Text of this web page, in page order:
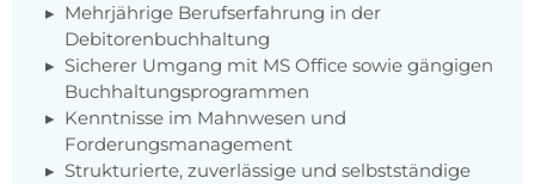
Mehrjährige Berufserfahrung in der
Debitorenbuchhaltung
Sicherer Umgang mit MS Office sowie gängigen
Buchhaltungsprogrammen
Kenntnisse im Mahnwesen und
Forderungsmanagement
Strukturierte, zuverlässige und selbstständige